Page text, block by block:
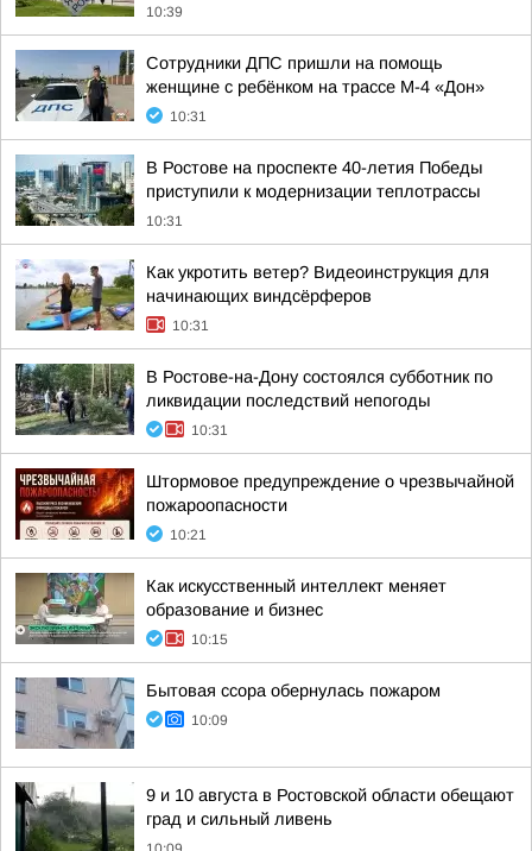
10:39
Сотрудники ДПС пришли на помощь
женщине с ребёнком на трассе М-4 «Дон»
10:31
В Ростове на проспекте 40-летия Победы
приступили к модернизации теплотрассы
10:31
Как укротить ветер? Видеоинструкция для
начинающих виндсёрферов
10:31
В Ростове-на-Дону состоялся субботник по
ликвидации последствий непогоды
10:31
Штормовое предупреждение о чрезвычайной
пожароопасности
10:21
Как искусственный интеллект меняет
образование и бизнес
10:15
Бытовая ссора обернулась пожаром
10:09
9 и 10 августа в Ростовской области обещают
град и сильный ливень